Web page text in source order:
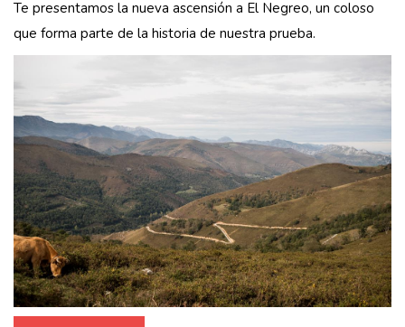
Te presentamos la nueva ascensión a El Negreo, un coloso
que forma parte de la historia de nuestra prueba.